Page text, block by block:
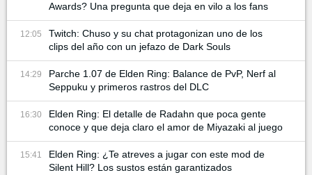
Awards? Una pregunta que deja en vilo a los fans
12:05
Twitch: Chuso y su chat protagonizan uno de los
clips del año con un jefazo de Dark Souls
14:29
Parche 1.07 de Elden Ring: Balance de PvP, Nerf al
Seppuku y primeros rastros del DLC
16:30
Elden Ring: El detalle de Radahn que poca gente
conoce y que deja claro el amor de Miyazaki al juego
15:41
Elden Ring: ¿Te atreves a jugar con este mod de
Silent Hill? Los sustos están garantizados